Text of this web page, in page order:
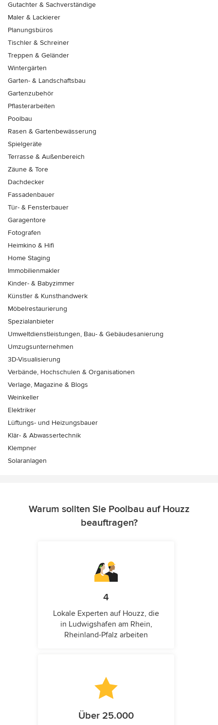
Gutachter & Sachverständige
Maler & Lackierer
Planungsbüros
Tischler & Schreiner
Treppen & Geländer
Wintergärten
Garten- & Landschaftsbau
Gartenzubehör
Pflasterarbeiten
Poolbau
Rasen & Gartenbewässerung
Spielgeräte
Terrasse & Außenbereich
Zäune & Tore
Dachdecker
Fassadenbauer
Tür- & Fensterbauer
Garagentore
Fotografen
Heimkino & Hifi
Home Staging
Immobilienmakler
Kinder- & Babyzimmer
Künstler & Kunsthandwerk
Möbelrestaurierung
Spezialanbieter
Umweltdienstleistungen, Bau- & Gebäudesanierung
Umzugsunternehmen
3D-Visualisierung
Verbände, Hochschulen & Organisationen
Verlage, Magazine & Blogs
Weinkeller
Elektriker
Lüftungs- und Heizungsbauer
Klär- & Abwassertechnik
Klempner
Solaranlagen
Warum sollten Sie Poolbau auf Houzz
beauftragen?
4
Lokale Experten auf Houzz, die
in Ludwigshafen am Rhein,
Rheinland-Pfalz arbeiten
Über 25.000